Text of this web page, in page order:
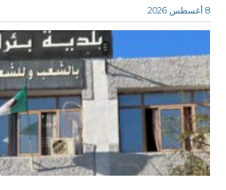
8 أغسطس 2026